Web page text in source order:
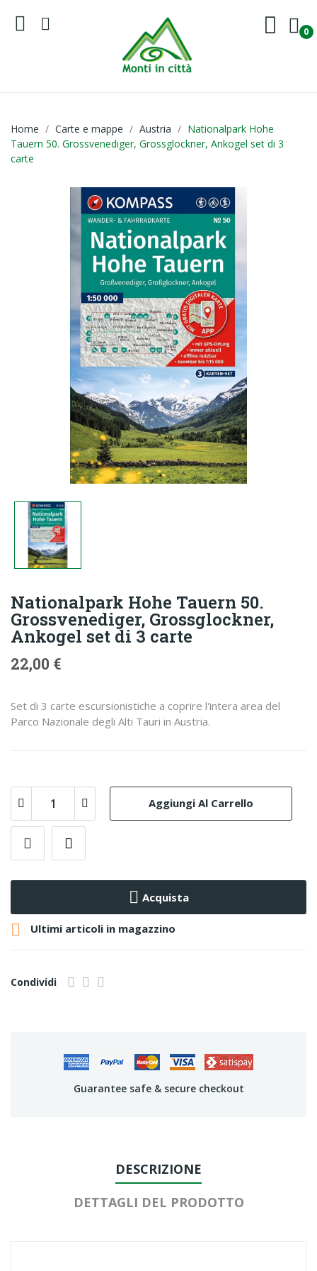
0
Home Carte e mappe Austria
Nationalpark Hohe
Tauern 50. Grossvenediger, Grossglockner, Ankogel set di 3
carte
Nationalpark Hohe Tauern 50.
Grossvenediger, Grossglockner,
Ankogel set di 3 carte
22,00 €
Set di 3 carte escursionistiche a coprire l'intera area del
Parco Nazionale degli Alti Tauri in Austria.
Aggiungi Al Carrello
Acquista
 Ultimi articoli in magazzino
Condividi
Guarantee safe & secure checkout
DESCRIZIONE
DETTAGLI DEL PRODOTTO